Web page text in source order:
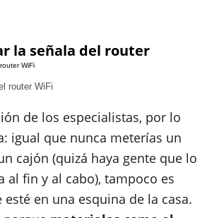
la señala del router
router WiFi
de los especialistas, por lo
igual que nunca meterías un
cajón (quizá haya gente que lo
al fin y al cabo), tampoco es
en una esquina de la casa.